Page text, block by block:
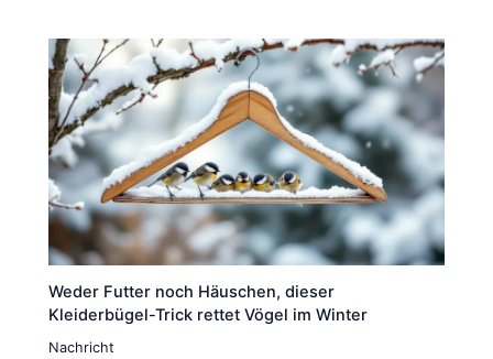
Weder Futter noch Häuschen, dieser
Kleiderbügel-Trick rettet Vögel im Winter
Nachricht